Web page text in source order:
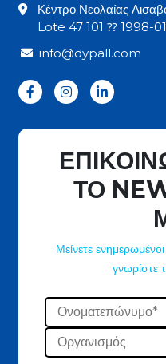
Κέντρο Νεολαίας
Lote 47 101 ⁇ 1998-
info@dypall.com
ΤΟ
Μείνετε
γνωρίστε